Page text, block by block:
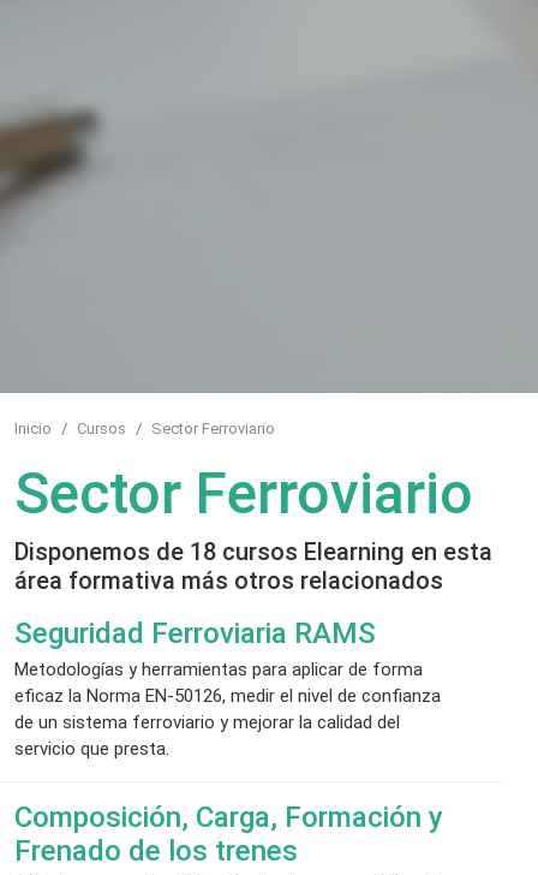
Inicio Cursos Sector Ferroviario
Sector Ferroviario
Disponemos de 18 cursos Elearning en esta
área formativa más otros relacionados
Seguridad Ferroviaria RAMS
Metodologías y herramientas para aplicar de forma
eficaz la Norma EN-50126, medir el nivel de confianza
de un sistema ferroviario y mejorar la calidad del
servicio que presta.
Composición, Carga, Formación y
Frenado de los trenes